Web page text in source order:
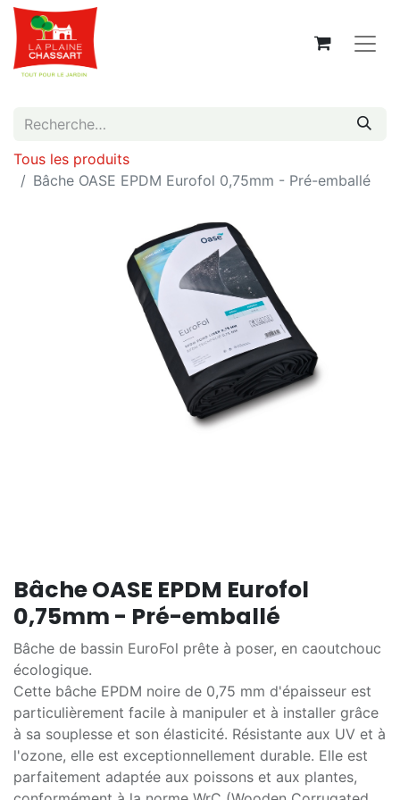
Tous les produits
Bâche OASE EPDM Eurofol 0,75mm - Pré-emballé
Bâche OASE EPDM Eurofol
0,75mm - Pré-emballé
Bâche de bassin EuroFol prête à poser, en caoutchouc
écologique.
Cette bâche EPDM noire de 0,75 mm d'épaisseur est
particulièrement facile à manipuler et à installer grâce
à sa souplesse et son élasticité. Résistante aux UV et à
l'ozone, elle est exceptionnellement durable. Elle est
parfaitement adaptée aux poissons et aux plantes,